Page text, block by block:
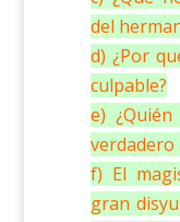
del
d) ¿Por
culpable?
e)
verdadero
f) El
gran